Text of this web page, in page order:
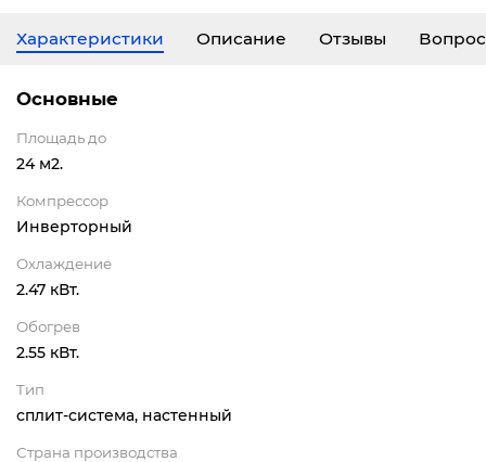
Характеристики Описание Отзывы
Основные
Площадь до
24 м2.
Компрессор
Инверторный
Охлаждение
2.47 кВт.
Обогрев
2.55 кВт.
Тип
сплит-система, настенный
Страна производства